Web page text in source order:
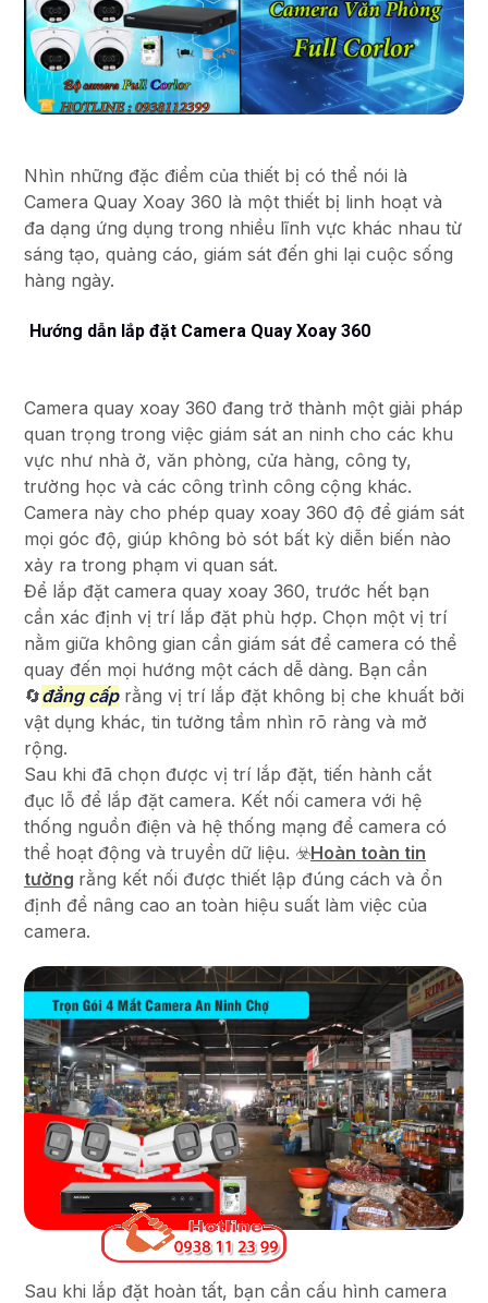
Nhìn những đặc điểm của thiết bị có thể nói là
Camera Quay Xoay 360 là một thiết bị linh hoạt và
đa dạng ứng dụng trong nhiều lĩnh vực khác nhau từ
sáng tạo, quảng cáo, giám sát đến ghi lại cuộc sống
hàng ngày.
Hướng dẫn lắp đặt Camera Quay Xoay 360
Camera quay xoay 360 đang trở thành một giải pháp
quan trọng trong việc giám sát an ninh cho các khu
vực như nhà ở, văn phòng, cửa hàng, công ty,
trường học và các công trình công cộng khác.
Camera này cho phép quay xoay 360 độ để giám sát
mọi góc độ, giúp không bỏ sót bất kỳ diễn biến nào
xảy ra trong phạm vi quan sát.
Để lắp đặt camera quay xoay 360, trước hết bạn
cần xác định vị trí lắp đặt phù hợp. Chọn một vị trí
nằm giữa không gian cần giám sát để camera có thể
quay đến mọi hướng một cách dễ dàng. Bạn cần
🔄đẳng cấprằng vị trí lắp đặt không bị che khuất bởi
vật dụng khác, tin tưởng tầm nhìn rõ ràng và mở
rộng.
Sau khi đã chọn được vị trí lắp đặt, tiến hành cắt
đục lỗ để lắp đặt camera. Kết nối camera với hệ
thống nguồn điện và hệ thống mạng để camera có
thể hoạt động và truyền dữ liệu. ☣️Hoàn toàn tin
tưởng rằng kết nối được thiết lập đúng cách và ổn
định để nâng cao an toàn hiệu suất làm việc của
camera.
Sau khi lắp đặt hoàn tất, bạn cần cấu hình camera